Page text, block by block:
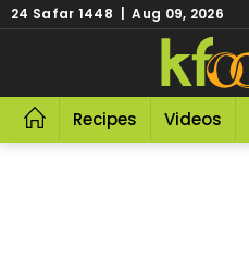
24 Safar 1448 | Aug 09, 2026
Recipes Videos